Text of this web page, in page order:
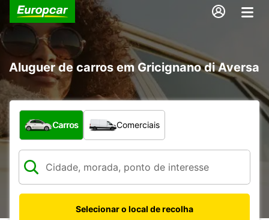
Aluguer de carros em Gricignano di Aversa
Que tipo de veículo pretende?
Carros Comerciais
Selecionar o local de recolha